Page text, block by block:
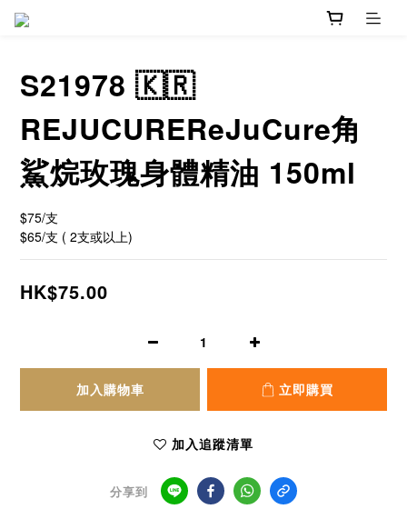
S21978 🇰🇷
REJUCUREReJuCure角
鯊烷玫瑰身體精油 150ml
$75/支
$65/支 ( 2支或以上)
HK$75.00
加入購物車 立即購買
加入追蹤清單
分享到